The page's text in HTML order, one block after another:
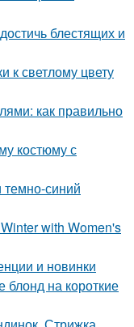
блестящих и
к светлому цвету
как правильно
костюму с
синий
with Women's
и новинки
на короткие